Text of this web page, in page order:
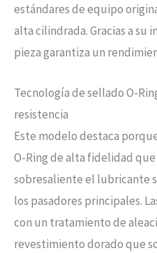
estándares de equipo
alta cilindrada. Gracias a su
pieza garantiza un
Tecnología de sellado O-
resistencia
Este modelo destaca
O-Ring de alta fidelidad
sobresaliente el lubricante
los pasadores principales.
con un tratamiento de
revestimiento dorado que